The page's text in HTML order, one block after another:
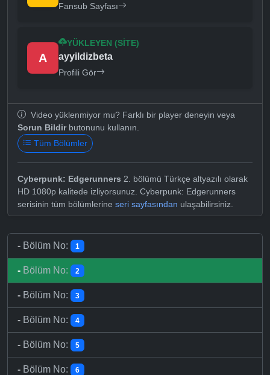
Fansub Sayfası
A
YÜKLEYEN (SITE)
ayyildizbeta
Profili Gör
Video yüklenmiyor mu? Farklı bir player deneyin veya
Sorun Bildirbutonunu kullanın.
Tüm Bölümler
Cyberpunk: Edgerunners 2. bölümü Türkçe altyazılı olarak
HD 1080p kalitede izliyorsunuz. Cyberpunk: Edgerunners
serisinin tüm bölümlerine seri sayfasından ulaşabilirsiniz.
- Bölüm No: 1
- Bölüm No: 2
- Bölüm No: 3
- Bölüm No: 4
- Bölüm No: 5
- Bölüm No: 6